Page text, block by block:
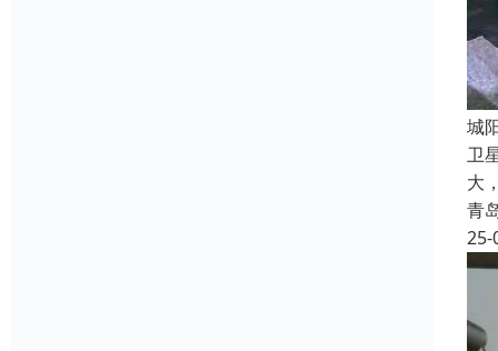
城
卫
大
青
25-